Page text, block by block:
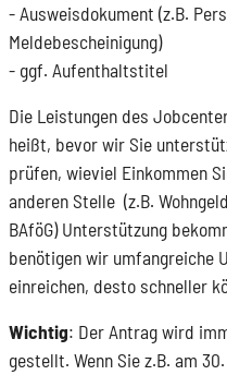
- Ausweisdokument (z.B.
Meldebescheinigung)
- ggf. Aufenthaltstitel
Die Leistungen des
heißt, bevor wir Sie
prüfen, wieviel Einkommen
anderen Stelle (z.B.
BAföG) Unterstützung
benötigen wir umfangreiche
einreichen, desto schneller
Wichtig: Der Antrag wird
gestellt. Wenn Sie z.B. am